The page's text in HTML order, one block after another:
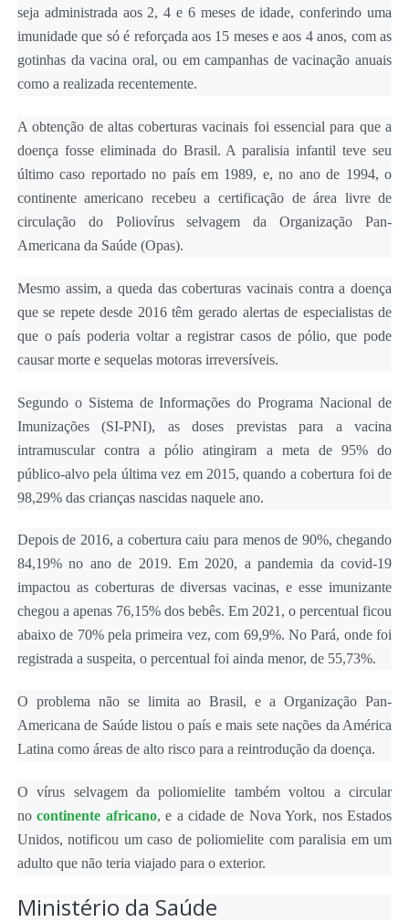
seja administrada aos 2, 4 e 6 meses de idade, conferindo uma
imunidade que só é reforçada aos 15 meses e aos 4 anos, com as
gotinhas da vacina oral, ou em campanhas de vacinação anuais
como a realizada recentemente.
A obtenção de altas coberturas vacinais foi essencial para que a
doença fosse eliminada do Brasil. A paralisia infantil teve seu
último caso reportado no país em 1989, e, no ano de 1994, o
continente americano recebeu a certificação de área livre de
circulação do Poliovírus selvagem da Organização Pan-
Americana da Saúde (Opas).
Mesmo assim, a queda das coberturas vacinais contra a doença
que se repete desde 2016 têm gerado alertas de especialistas de
que o país poderia voltar a registrar casos de pólio, que pode
causar morte e sequelas motoras irreversíveis.
Segundo o Sistema de Informações do Programa Nacional de
Imunizações (SI-PNI), as doses previstas para a vacina
intramuscular contra a pólio atingiram a meta de 95% do
público-alvo pela última vez em 2015, quando a cobertura foi de
98,29% das crianças nascidas naquele ano.
Depois de 2016, a cobertura caiu para menos de 90%, chegando
84,19% no ano de 2019. Em 2020, a pandemia da covid-19
impactou as coberturas de diversas vacinas, e esse imunizante
chegou a apenas 76,15% dos bebês. Em 2021, o percentual ficou
abaixo de 70% pela primeira vez, com 69,9%. No Pará, onde foi
registrada a suspeita, o percentual foi ainda menor, de 55,73%.
O problema não se limita ao Brasil, e a Organização Pan-
Americana de Saúde listou o país e mais sete nações da América
Latina como áreas de alto risco para a reintrodução da doença.
O vírus selvagem da poliomielite também voltou a circular
nocontinente africano, e a cidade de Nova York, nos Estados
Unidos, notificou um caso de poliomielite com paralisia em um
adulto que não teria viajado para o exterior.
Ministério da Saúde